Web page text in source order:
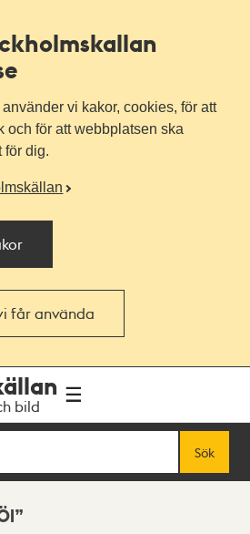
vi kakor, cookies, för att
och för att webbplatsen ska
för dig.
får använda
bild
Sök